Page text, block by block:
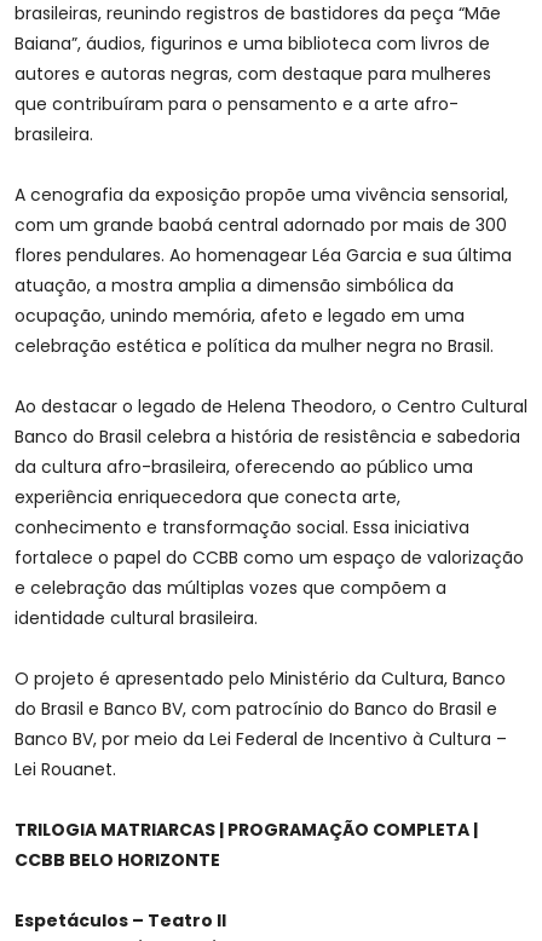
brasileiras, reunindo registros de bastidores da peça “Mãe
Baiana”, áudios, figurinos e uma biblioteca com livros de
autores e autoras negras, com destaque para mulheres
que contribuíram para o pensamento e a arte afro-
brasileira.
A cenografia da exposição propõe uma vivência sensorial,
com um grande baobá central adornado por mais de 300
flores pendulares. Ao homenagear Léa Garcia e sua última
atuação, a mostra amplia a dimensão simbólica da
ocupação, unindo memória, afeto e legado em uma
celebração estética e política da mulher negra no Brasil.
Ao destacar o legado de Helena Theodoro, o Centro Cultural
Banco do Brasil celebra a história de resistência e sabedoria
da cultura afro-brasileira, oferecendo ao público uma
experiência enriquecedora que conecta arte,
conhecimento e transformação social. Essa iniciativa
fortalece o papel do CCBB como um espaço de valorização
e celebração das múltiplas vozes que compõem a
identidade cultural brasileira.
O projeto é apresentado pelo Ministério da Cultura, Banco
do Brasil e Banco BV, com patrocínio do Banco do Brasil e
Banco BV, por meio da Lei Federal de Incentivo à Cultura –
Lei Rouanet.
TRILOGIA MATRIARCAS | PROGRAMAÇÃO COMPLETA |
CCBB BELO HORIZONTE
Espetáculos – Teatro II